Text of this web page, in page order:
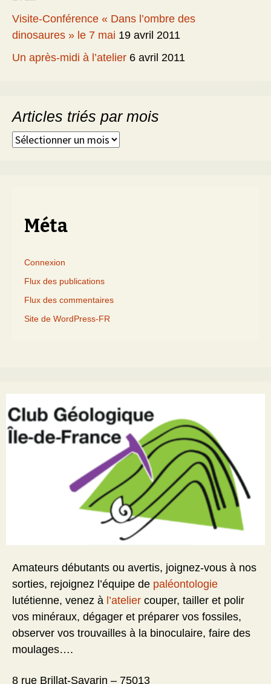
Visite-Conférence « Dans l’ombre des
dinosaures » le 7 mai 19 avril 2011
Un après-midi à l’atelier 6 avril 2011
Articles triés par mois
Articles
Méta
Connexion
Flux des publications
Flux des commentaires
Site de WordPress-FR
Amateurs débutants ou avertis, joignez-vous à nos
sorties, rejoignez l’équipe de paléontologie
lutétienne, venez à l’atelier couper, tailler et polir
vos minéraux, dégager et préparer vos fossiles,
observer vos trouvailles à la binoculaire, faire des
moulages….
8 rue Brillat-Savarin – 75013